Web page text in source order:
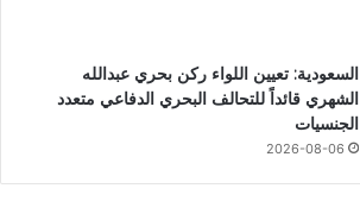
السعودية: تعيين اللواء ركن بحري عبدالله
الشهري قائداً للتحالف البحري الدفاعي متعدد
الجنسيات
2026-08-06